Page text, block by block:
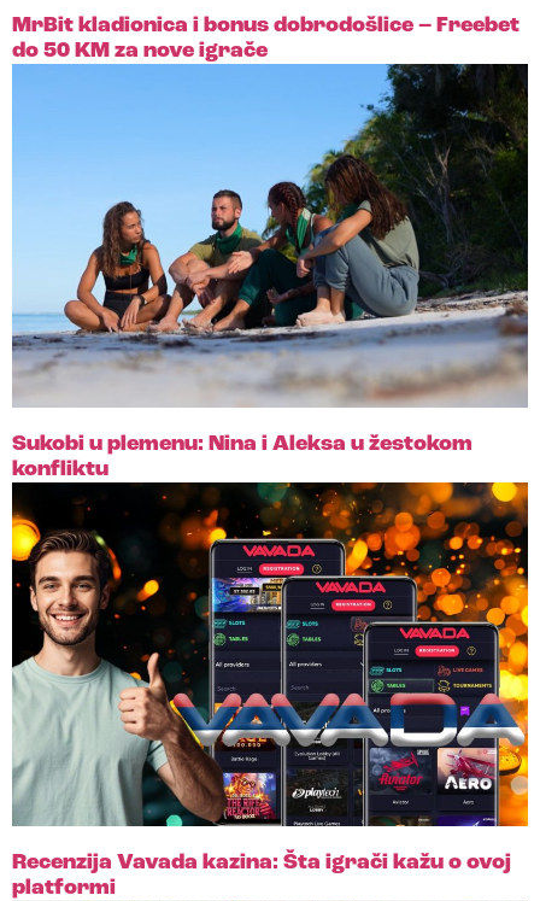
MrBit kladionica i bonus dobrodošlice – Freebet
do 50 KM za nove igrače
Sukobi u plemenu: Nina i Aleksa u žestokom
konfliktu
Recenzija Vavada kazina: Šta igrači kažu o ovoj
platformi